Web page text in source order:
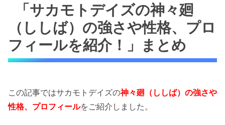
「サカモトデイズの神々廻
（ししば）の強さや性格、プロ
フィールを紹介！」まとめ
この記事ではサカモトデイズの神々廻（ししば）の強さや
性格、プロフィールをご紹介しました。